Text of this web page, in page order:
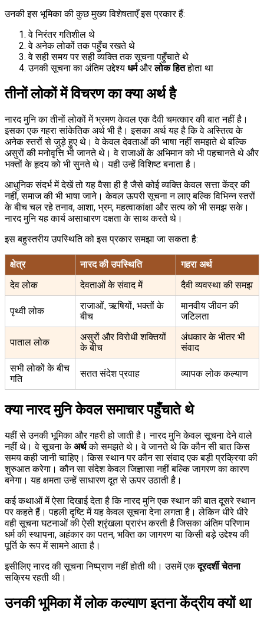
उनकी इस भूमिका की कुछ मुख्य विशेषताएँ इस प्रकार हैं:
वे निरंतर गतिशील थे
वे अनेक लोकों तक पहुँच रखते थे
वे सही समय पर सही व्यक्ति तक सूचना पहुँचाते थे
उनकी सूचना का अंतिम उद्देश्य धर्मऔरलोक हितहोता था
तीनों लोकों में विचरण का क्या अर्थ है
नारद मुनि का तीनों लोकों में भ्रमण केवल एक दैवी चमत्कार की बात नहीं है।
इसका एक गहरा सांकेतिक अर्थ भी है। इसका अर्थ यह है कि वे अस्तित्व के
अनेक स्तरों से जुड़े हुए थे। वे केवल देवताओं की भाषा नहीं समझते थे बल्कि
असुरों की मनोवृत्ति भी जानते थे। वे राजाओं के अभिमान को भी पहचानते थे और
भक्तों के हृदय को भी सुनते थे। यही उन्हें विशिष्ट बनाता है।
आधुनिक संदर्भ में देखें तो यह वैसा ही है जैसे कोई व्यक्ति केवल सत्ता केंद्र की
नहीं, समाज की भी भाषा जाने। केवल ऊपरी सूचना न लाए बल्कि विभिन्न स्तरों
के बीच चल रहे तनाव, आशा, भ्रम, महत्वाकांक्षा और सत्य को भी समझ सके।
नारद मुनि यह कार्य असाधारण दक्षता के साथ करते थे।
इस बहुस्तरीय उपस्थिति को इस प्रकार समझा जा सकता है:
क्षेत्र नारद की उपस्थिति गहरा अर्थ
देव लोक देवताओं के संवाद में दैवी व्यवस्था की समझ
पृथ्वी लोक
राजाओं, ऋषियों, भक्तों के
बीच
मानवीय जीवन की
जटिलता
पाताल लोक
असुरों और विरोधी शक्तियों
के बीच
अंधकार के भीतर भी
संवाद
सभी लोकों के बीच
गति
सतत संदेश प्रवाह व्यापक लोक कल्याण
क्या नारद मुनि केवल समाचार पहुँचाते थे
यहीं से उनकी भूमिका और गहरी हो जाती है। नारद मुनि केवल सूचना देने वाले
नहीं थे। वे सूचना केअर्थको समझते थे। वे जानते थे कि कौन सी बात किस
समय कही जानी चाहिए। किस स्थान पर कौन सा संवाद एक बड़ी प्रक्रिया की
शुरुआत करेगा। कौन सा संदेश केवल जिज्ञासा नहीं बल्कि जागरण का कारण
बनेगा। यह क्षमता उन्हें साधारण दूत से ऊपर उठाती है।
कई कथाओं में ऐसा दिखाई देता है कि नारद मुनि एक स्थान की बात दूसरे स्थान
पर कहते हैं। पहली दृष्टि में यह केवल सूचना देना लगता है। लेकिन धीरे धीरे
वही सूचना घटनाओं की ऐसी श्रृंखला प्रारंभ करती है जिसका अंतिम परिणाम
धर्म की स्थापना, अहंकार का पतन, भक्ति का जागरण या किसी बड़े उद्देश्य की
पूर्ति के रूप में सामने आता है।
इसीलिए नारद की सूचना निष्प्राण नहीं होती थी। उसमें एकदूरदर्शी चेतना
सक्रिय रहती थी।
उनकी भूमिका में लोक कल्याण इतना केंद्रीय क्यों था